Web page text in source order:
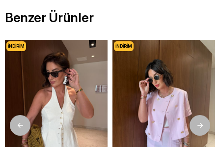
Benzer Ürünler
İNDIRIM İNDIRIM